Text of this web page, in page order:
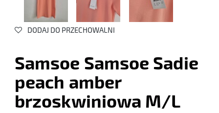
DODAJ DO PRZECHOWALNI
Samsoe Samsoe Sadie
peach amber
brzoskwiniowa M/L